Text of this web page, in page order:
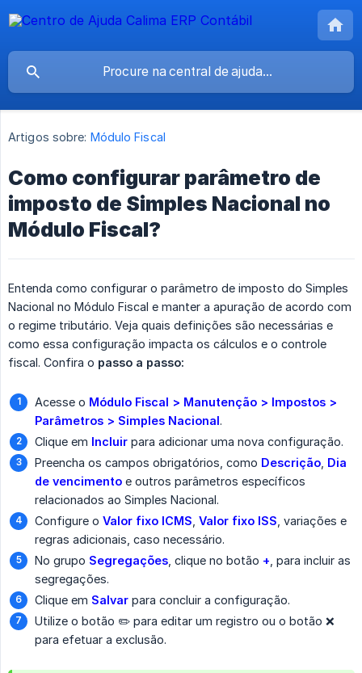
Artigos sobre: Módulo Fiscal
Como configurar parâmetro de
imposto de Simples Nacional no
Módulo Fiscal?
Entenda como configurar o parâmetro de imposto do Simples
Nacional no Módulo Fiscal e manter a apuração de acordo com
o regime tributário. Veja quais definições são necessárias e
como essa configuração impacta os cálculos e o controle
fiscal. Confira o passo a passo:
Acesse o Módulo Fiscal > Manutenção > Impostos >
Parâmetros > Simples Nacional.
Clique em Incluir para adicionar uma nova configuração.
Preencha os campos obrigatórios, como Descrição Dia
de vencimento e outros parâmetros específicos
relacionados ao Simples Nacional.
Configure o Valor fixo ICMS Valor fixo ISS , variações e
regras adicionais, caso necessário.
No grupo Segregações , clique no botão + , para incluir as
segregações.
Clique em Salvar para concluir a configuração.
Utilize o botão ✏️ para editar um registro ou o botão ❌
para efetuar a exclusão.